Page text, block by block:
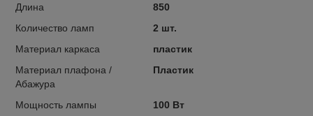
Длина
850
Количество ламп
2 шт.
Материал каркаса
пластик
Материал плафона /
Абажура
Пластик
Мощность лампы
100 Вт